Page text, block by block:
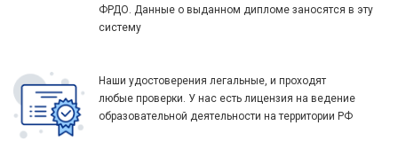
ФРДО. Данные о выданном дипломе заносятся в эту
систему
Наши удостоверения легальные, и проходят
любые проверки. У нас есть лицензия на ведение
образовательной деятельности на территории РФ